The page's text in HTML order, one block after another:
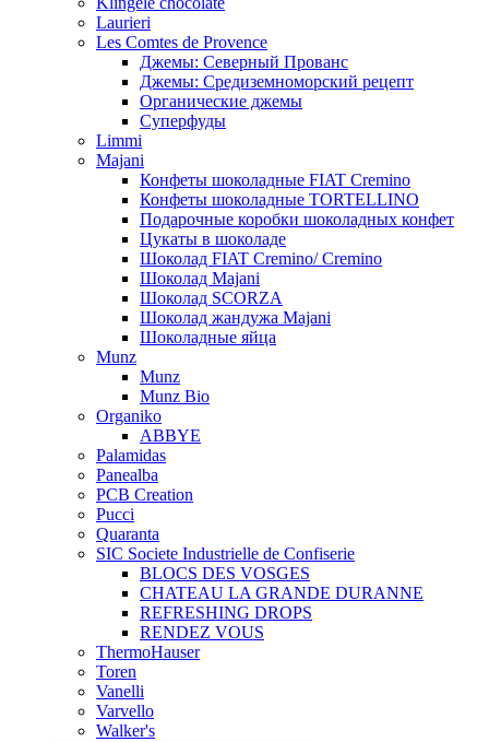
Laurieri
Les Comtes de Provence
Джемы: Северный Прованс
Джемы: Средиземноморский рецепт
Органические джемы
Суперфуды
Limmi
Majani
Конфеты шоколадные FIAT Cremino
Конфеты шоколадные TORTELLINO
Подарочные коробки шоколадных конфет
Цукаты в шоколаде
Шоколад FIAT Cremino/ Cremino
Шоколад Majani
Шоколад SCORZA
Шоколад жандужа Majani
Шоколадные яйца
Munz
Munz
Munz Bio
Organiko
ABBYE
Palamidas
Panealba
PCB Creation
Pucci
Quaranta
SIC Societe Industrielle de Confiserie
BLOCS DES VOSGES
CHATEAU LA GRANDE DURANNE
REFRESHING DROPS
RENDEZ VOUS
ThermoHauser
Toren
Vanelli
Varvello
Walker's